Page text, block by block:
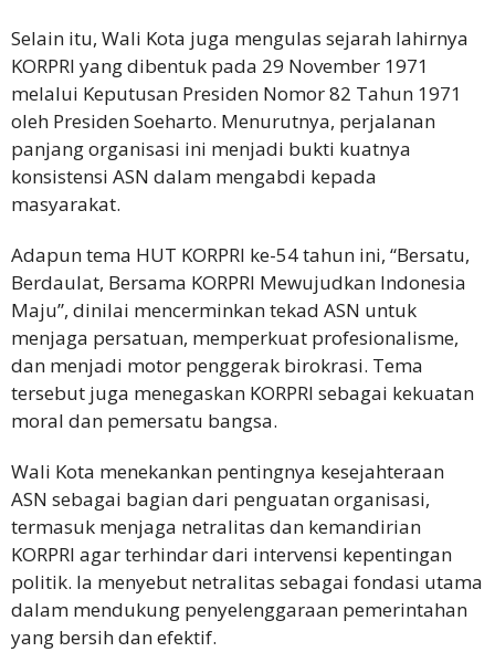
Selain itu, Wali Kota juga mengulas sejarah lahirnya
KORPRI yang dibentuk pada 29 November 1971
melalui Keputusan Presiden Nomor 82 Tahun 1971
oleh Presiden Soeharto. Menurutnya, perjalanan
panjang organisasi ini menjadi bukti kuatnya
konsistensi ASN dalam mengabdi kepada
masyarakat.
Adapun tema HUT KORPRI ke-54 tahun ini, “Bersatu,
Berdaulat, Bersama KORPRI Mewujudkan Indonesia
Maju”, dinilai mencerminkan tekad ASN untuk
menjaga persatuan, memperkuat profesionalisme,
dan menjadi motor penggerak birokrasi. Tema
tersebut juga menegaskan KORPRI sebagai kekuatan
moral dan pemersatu bangsa.
Wali Kota menekankan pentingnya kesejahteraan
ASN sebagai bagian dari penguatan organisasi,
termasuk menjaga netralitas dan kemandirian
KORPRI agar terhindar dari intervensi kepentingan
politik. Ia menyebut netralitas sebagai fondasi utama
dalam mendukung penyelenggaraan pemerintahan
yang bersih dan efektif.